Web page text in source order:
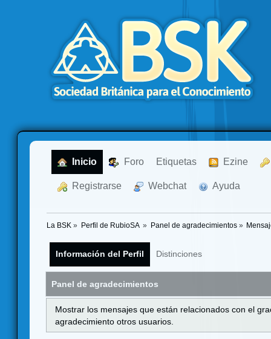
Inicio Foro Etiquetas Ezine
Registrarse Webchat Ayuda
La BSK » Perfil de RubioSA » Panel de agradecimientos»
Información del Perfil Distinciones
Panel de agradecimientos
Mostrar los mensajes que están relacionados con el
agradecimiento otros usuarios.